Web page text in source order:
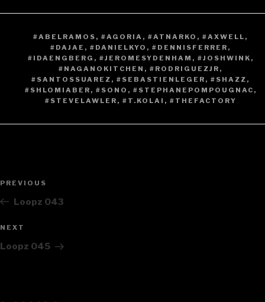
TAGS
#ABELRAMOS ,#AGORIA ,#ATNARKO ,#AXWELL ,
#DAJAE ,#DANIELKYO ,#DENNISFERRER ,
#IDAENGBERG , #JEROMESYDENHAM , #JOSHWINK ,
#NAGANOKITCHEN ,#RODRIGUEZJR ,
#SANTOSSUAREZ ,#SEBASTIENLEGER ,#SHAZZ ,
#SHLOMIABER , #SONO , #STEPHANEPOMPOUGNAC ,
#STEVELAWLER , #T.KOLAI , #THEFACTORY
Previous
Post
PREVIOUS
Loopz 043
Next
Post
NEXT
Loopz 045